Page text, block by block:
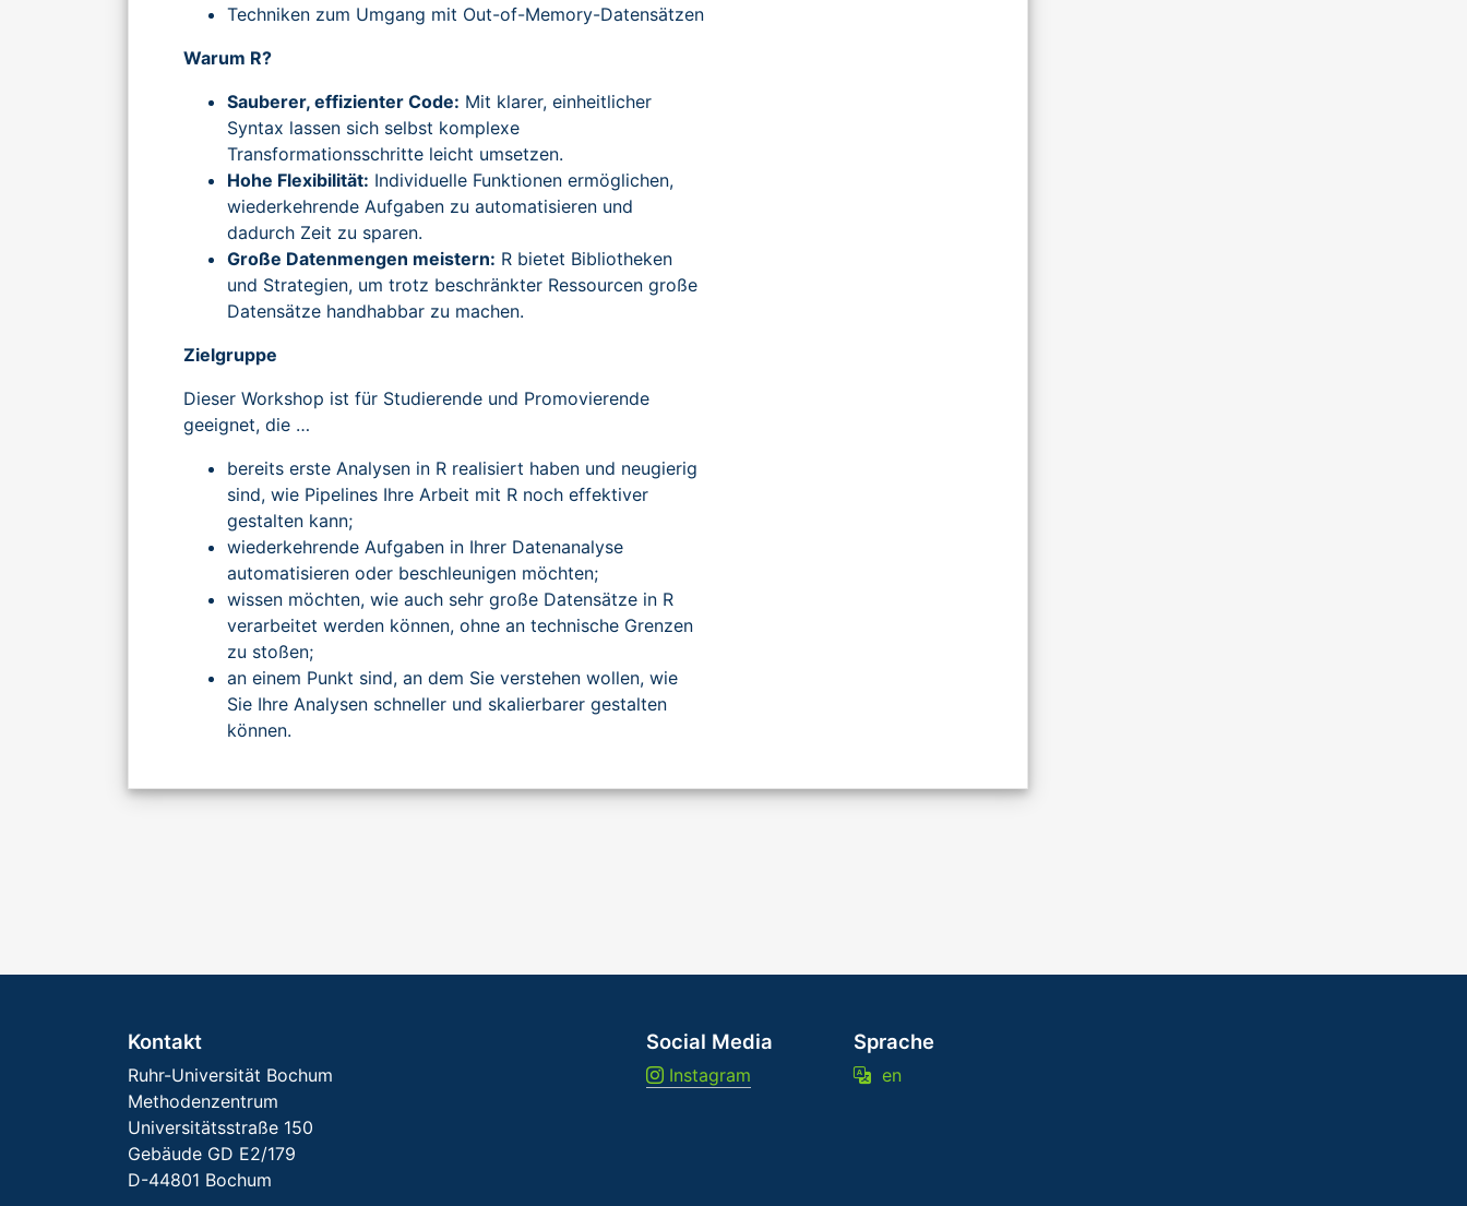
Techniken zum Umgang mit Out-of-Memory-Datensätzen
Warum R?
Sauberer, effizienter Code: Mit klarer, einheitlicher
Syntax lassen sich selbst komplexe
Transformationsschritte leicht umsetzen.
Hohe Flexibilität: Individuelle Funktionen ermöglichen,
wiederkehrende Aufgaben zu automatisieren und
dadurch Zeit zu sparen.
Große Datenmengen meistern: R bietet Bibliotheken
und Strategien, um trotz beschränkter Ressourcen große
Datensätze handhabbar zu machen.
Zielgruppe
Dieser Workshop ist für Studierende und Promovierende
geeignet, die …
bereits erste Analysen in R realisiert haben und neugierig
sind, wie Pipelines Ihre Arbeit mit R noch effektiver
gestalten kann;
wiederkehrende Aufgaben in Ihrer Datenanalyse
automatisieren oder beschleunigen möchten;
wissen möchten, wie auch sehr große Datensätze in R
verarbeitet werden können, ohne an technische Grenzen
zu stoßen;
an einem Punkt sind, an dem Sie verstehen wollen, wie
Sie Ihre Analysen schneller und skalierbarer gestalten
können.
Kontakt
Ruhr-Universität Bochum
Methodenzentrum
Universitätsstraße 150
Gebäude GD E2/179
D-44801 Bochum
Social Media
Instagram
Sprache
en